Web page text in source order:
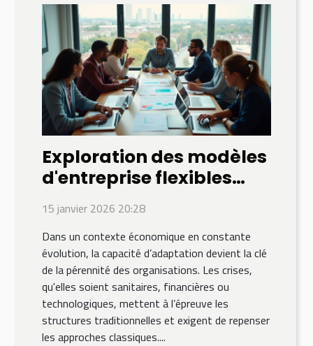
Exploration des modèles
d'entreprise flexibles
pour surmonter les
crises
15 janvier 2026 20:28
Dans un contexte économique en constante
évolution, la capacité d’adaptation devient la clé
de la pérennité des organisations. Les crises,
qu'elles soient sanitaires, financières ou
technologiques, mettent à l’épreuve les
structures traditionnelles et exigent de repenser
les approches classiques....